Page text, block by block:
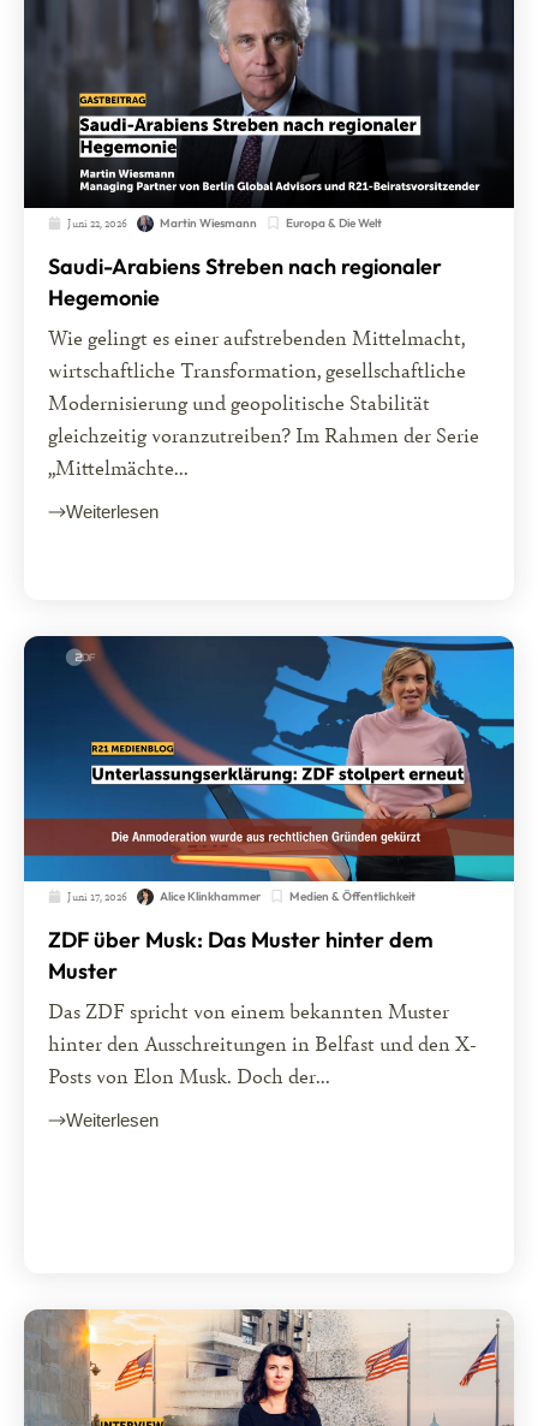
Juni 22, 2026 Martin Wiesmann Europa & Die Welt
Saudi-Arabiens Streben nach regionaler
Hegemonie
Wie gelingt es einer aufstrebenden Mittelmacht,
wirtschaftliche Transformation, gesellschaftliche
Modernisierung und geopolitische Stabilität
gleichzeitig voranzutreiben? Im Rahmen der Serie
„Mittelmächte...
Weiterlesen
Juni 17, 2026 Alice Klinkhammer Medien & Öffentlichkeit
ZDF über Musk: Das Muster hinter dem
Muster
Das ZDF spricht von einem bekannten Muster
hinter den Ausschreitungen in Belfast und den X-
Posts von Elon Musk. Doch der...
Weiterlesen